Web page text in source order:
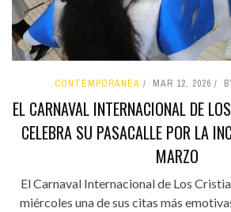
CONTEMPORÁNEA MAR 12, 2026
EL CARNAVAL INTERNACIONAL DE
CELEBRA SU PASACALLE POR LA
MARZO
El Carnaval Internacional de Los
miércoles una de sus citas más